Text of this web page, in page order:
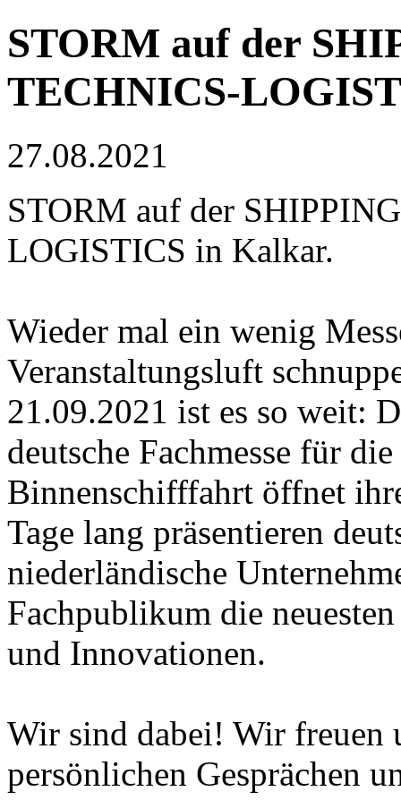
STORM auf der
TECHNICS-
27.08.2021
STORM auf der
LOGISTICS in Kalkar.
Wieder mal ein wenig
Veranstaltungsluft
21.09.2021 ist es so weit:
deutsche Fachmesse für die
Binnenschifffahrt öffnet
Tage lang präsentieren
niederländische
Fachpublikum die
und Innovationen.
Wir sind dabei! Wir freuen
persönlichen Gesprächen